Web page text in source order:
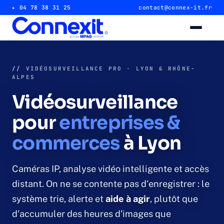
▸ 04 78 38 31 25 contact@connex-it.fr
Alarme entrepôt & industrie
Télésurveillance 24/7
Vidéosurveillance
Caméra magasin & commerce
//
VIDÉOSURVEILLANCE PRO · LYON & RHÔNE-
ALPES
Vidéosurveillance
pourentreprises &
commercesà Lyon
Caméras IP, analyse vidéo intelligente et accès
distant. On ne se contente pas d'enregistrer : le
système trie, alerte etaide à agir, plutôt que
d'accumuler des heures d'images que